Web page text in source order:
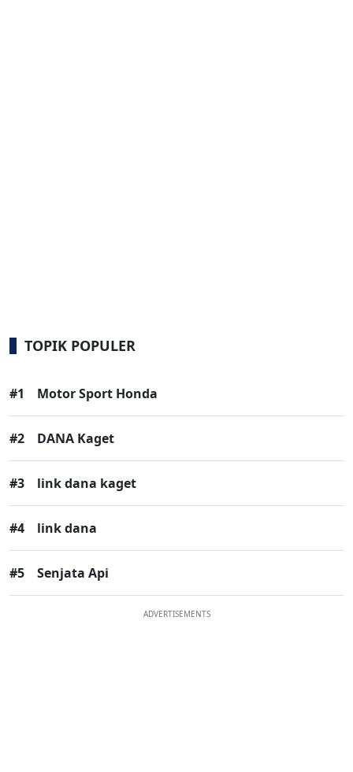
TOPIK POPULER
#1 Motor Sport Honda
#2 DANA Kaget
#3 link dana kaget
#4 link dana
#5 Senjata Api
ADVERTISEMENTS